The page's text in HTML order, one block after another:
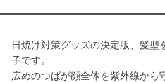
日焼け対策グッズの決定版、髪
子です。
広めのつばが顔全体を紫外線から